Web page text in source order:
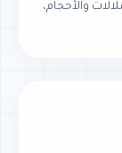
والأحجام،